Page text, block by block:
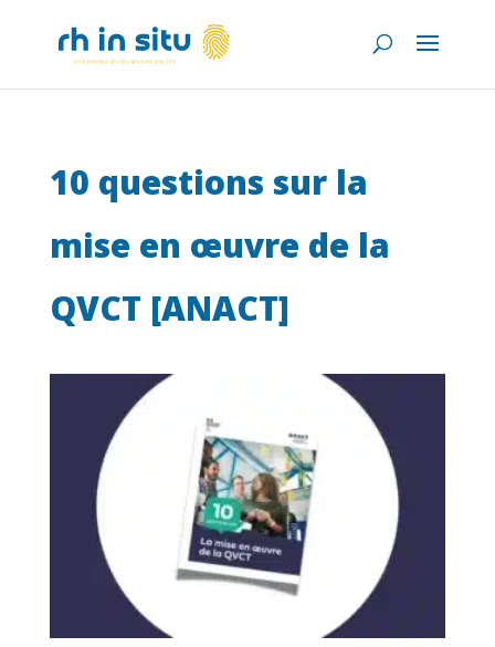
10 questions sur la
mise en œuvre de la
QVCT [ANACT]